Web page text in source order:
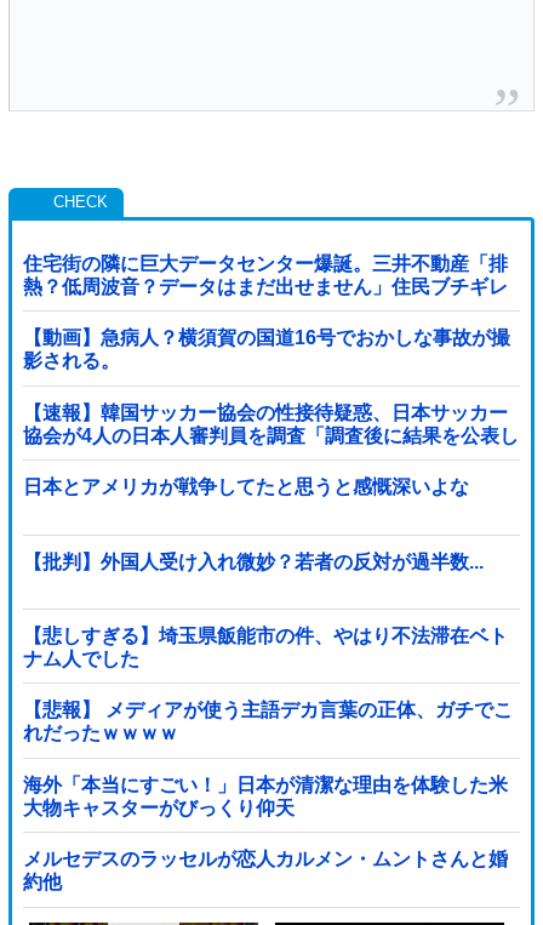
住宅街の隣に巨大データセンター爆誕。三井不動産「排
熱？低周波音？データはまだ出せません」住民ブチギレ
【動画】急病人？横須賀の国道16号でおかしな事故が撮
影される。
【速報】韓国サッカー協会の性接待疑惑、日本サッカー
協会が4人の日本人審判員を調査「調査後に結果を公表し
ます」
日本とアメリカが戦争してたと思うと感慨深いよな
【批判】外国人受け入れ微妙？若者の反対が過半数...
【悲しすぎる】埼玉県飯能市の件、やはり不法滞在ベト
ナム人でした
【悲報】 メディアが使う主語デカ言葉の正体、ガチでこ
れだったｗｗｗｗ
海外「本当にすごい！」日本が清潔な理由を体験した米
大物キャスターがびっくり仰天
メルセデスのラッセルが恋人カルメン・ムントさんと婚
約他